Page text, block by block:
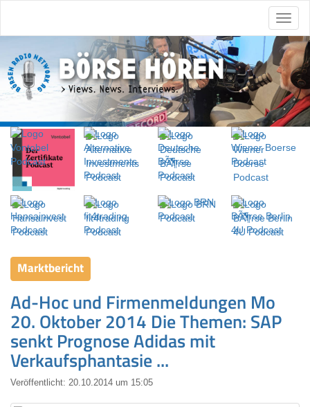
Marktbericht
Ad-Hoc und Firmenmeldungen Mo
20. Oktober 2014 Die Themen: SAP
senkt Prognose Adidas mit
Verkaufsphantasie ...
Veröffentlicht: 20.10.2014 um 15:05